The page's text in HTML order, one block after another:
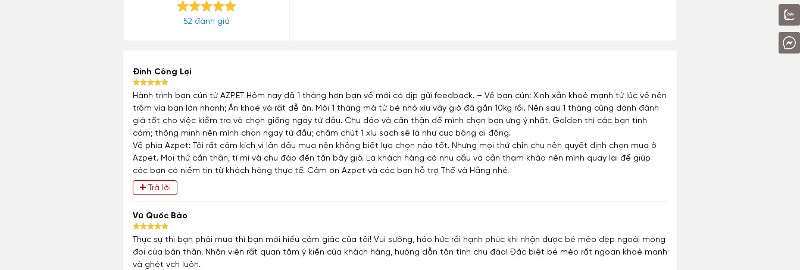
52 đánh giá
Đinh Công Lợi
Hành trình bạn cún từ AZPET Hôm nay đã 1 tháng hơn bạn về mới có dịp gửi feedback. – Về bạn cún: Xinh xắn khoẻ mạnh từ lúc về nên
trộm vía bạn lớn nhanh; Ăn khoẻ và rất dễ ăn. Mới 1 tháng mà từ bé nhỏ xíu vây giờ đã gần 10kg rồi. Nên sau 1 tháng cũng dành đánh
giá tốt cho việc kiểm tra và chọn giống ngay từ đầu. Chu đáo và cẩn thận để mình chọn bạn ưng ý nhất. Golden thì các bạn tình
cảm; thông minh nên mình chọn ngay từ đầu; chăm chút 1 xíu sạch sẽ là như cục bông di động.
Về phía Azpet: Tôi rất cảm kích vì lần đầu mua nên không biết lựa chọn nào tốt. Nhưng mọi thứ chỉn chu nên quyết định chọn mua ở
Azpet. Mọi thứ cần thận, tỉ mỉ và chu đáo đến tận bây giờ. Là khách hàng có nhu cầu và cần tham khảo nên mình quay lại để giúp
các bạn có niềm tin từ khách hàng thực tế. Cảm ơn Azpet và các bạn hỗ trợ Thế và Hằng nhé.
Trả lời
Vũ Quốc Bảo
Thực sự thì bạn phải mua thì bạn mới hiểu cảm giác của tôi! Vui sướng, háo hức rồi hạnh phúc khi nhận được bé mèo đẹp ngoài mong
đợi của bản thân. Nhân viên rất quan tâm ý kiến của khách hàng, hướng dẫn tận tình chu đáo! Đặc biệt bé mèo rất ngoan khoẻ mạnh
và ghét vch luôn.